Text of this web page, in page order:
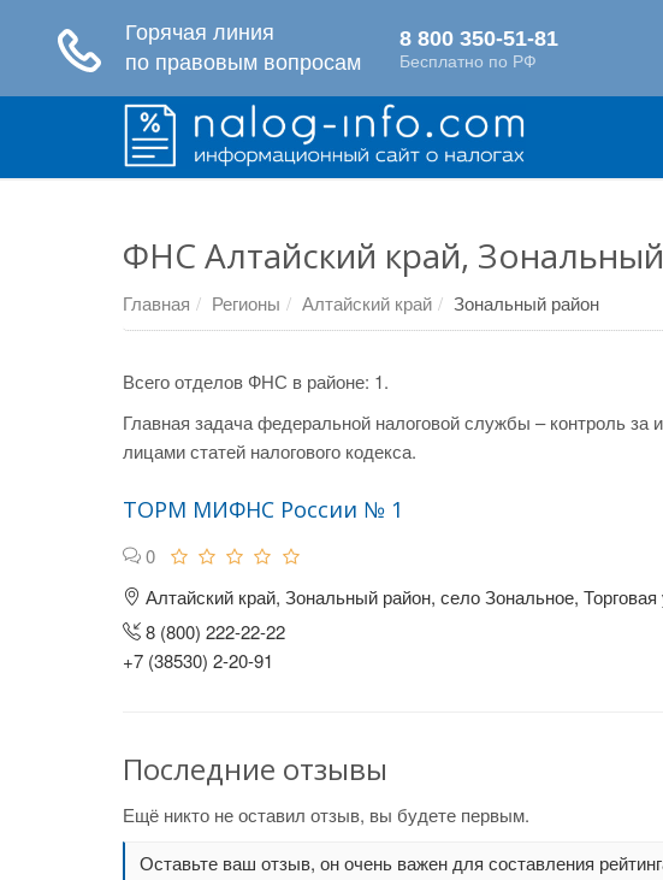
ФНС Алтайский край,
Главная Регионы Алтайский край Зональный район
Всего отделов ФНС в районе: 1.
Главная задача федеральной налоговой службы – контроль
лицами статей налогового кодекса.
ТОРМ МИФНС России № 1
0
Алтайский край, Зональный район, село Зональное,
8 (800) 222-22-22
+7 (38530) 2-20-91
Последние отзывы
Ещё никто не оставил отзыв, вы будете первым.
Оставьте ваш отзыв, он очень важен для составления